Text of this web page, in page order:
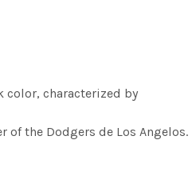
color, characterized by
of the Dodgers de Los Angelos.